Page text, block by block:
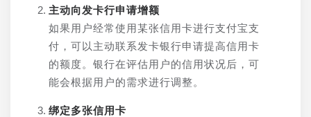
主动向发卡行申请增额
如果用户经常使用某张信用卡进行支付宝支
付，可以主动联系发卡银行申请提高信用卡
的额度。银行在评估用户的信用状况后，可
能会根据用户的需求进行调整。
绑定多张信用卡